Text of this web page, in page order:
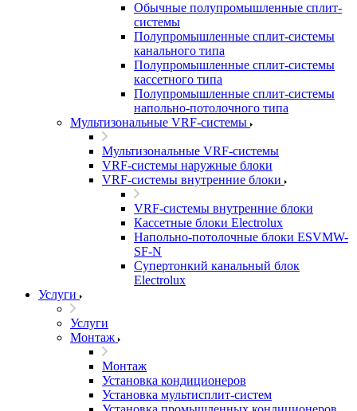
Обычные полупромышленные сплит-
системы
Полупромышленные сплит-системы
канального типа
Полупромышленные сплит-системы
кассетного типа
Полупромышленные сплит-системы
напольно-потолочного типа
Мультизональные VRF-системы
Мультизональные VRF-системы
VRF-системы наружные блоки
VRF-системы внутренние блоки
VRF-системы внутренние блоки
Кассетные блоки Electrolux
Напольно-потолочные блоки ESVMW-
SF-N
Супертонкий канальный блок
Electrolux
Услуги
Услуги
Монтаж
Монтаж
Установка кондиционеров
Установка мультисплит-систем